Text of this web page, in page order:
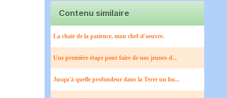
Contenu similaire
La chair de la patience, mon chef-d'oeuvre.
Une première étape pour faire de nos jeunes d...
Jusqu'à quelle profondeur dans la Terre un hu...